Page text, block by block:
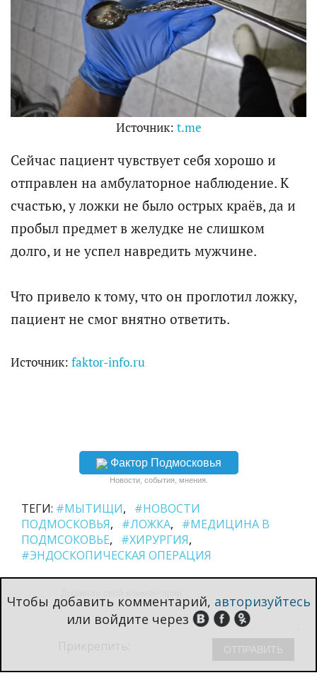
Источник: t.me
Сейчас пациент чувствует себя хорошо и
отправлен на амбулаторное наблюдение. К
счастью, у ложки не было острых краёв, да и
пробыл предмет в желудке не слишком
долго, и не успел навредить мужчине.
Что привело к тому, что он проглотил ложку,
пациент не смог внятно ответить.
Источник: faktor-info.ru
Фактор Подмосковья
Новости, события, мнения.
ТЕГИ: #МЫТИЩИ
#НОВОСТИ
ПОДМОСКОВЬЯ
#ЛОЖКА
#МЕДИЦИНА В
ПОДМСОКОВЬЕ
#ХИРУРГИЯ
#ЭНДОСКОПИЧЕСКАЯ ОПЕРАЦИЯ
Чтобы добавить комментарий, авторизуйтесь
или войдите через